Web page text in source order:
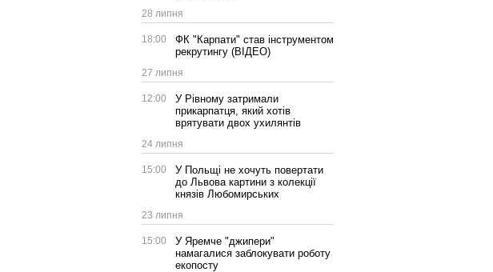
28 липня
18:00
ФК "Карпати" став інструментом
рекрутингу (ВІДЕО)
27 липня
12:00
У Рівному затримали
прикарпатця, який хотів
врятувати двох ухилянтів
24 липня
15:00
У Польщі не хочуть повертати
до Львова картини з колекції
князів Любомирських
23 липня
15:00
У Яремче "джипери"
намагалися заблокувати роботу
екопосту